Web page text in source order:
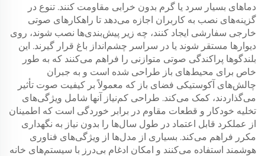
دماهای بسیار سرد یا گرم بدون خرابی مقاومت کنند. تنوع در
گزینه‌های نصب به کاربران اجازه می‌دهد تا راهکارهای صوتی
خارجی سفارشی ایجاد کنند، چه زیر پیش‌بندی‌ها نصب شوند، روی
دیوارها مستقر شوند یا در سراسر چشم‌انداز باغ قرار گیرند. این
بلندگوها پراکندگی صوتی متوازنی را فراهم می‌کنند که به طور
خاص برای محیط‌های باز طراحی شده است و به جبران
چالش‌های آکوستیکی فضای باز که معمولاً بر کیفیت صوت تأثیر
می‌گذاردند، کمک می‌کند. طراحی کم‌نیاز آنها شامل ویژگی‌های
تخلیه خودکار و قطعات مقاوم در برابر خوردگی است که اطمینان
از عملکرد قابل اعتماد در طول سال‌ها را بدون نیاز به نگهداری
مکرر فراهم می‌کند. بسیاری از مدل‌ها از ویژگی‌های فناوری
هوشمند استفاده می‌کنند و امکان ادغام بی‌درز با سیستم‌های خانه